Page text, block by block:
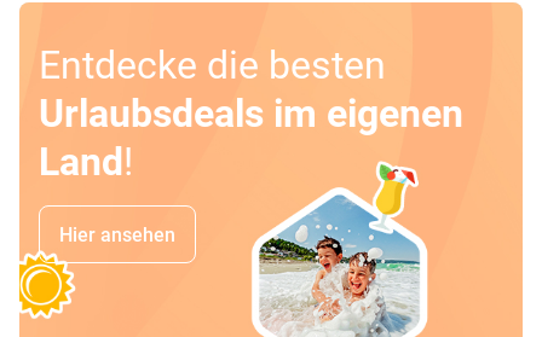
Entdecke die besten
Urlaubsdeals im eigenen
Land!
Hier ansehen